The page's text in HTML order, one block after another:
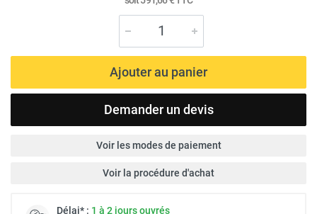
Ajouter au panier
Demander un devis
Voir les modes de paiement
Voir la procédure d'achat
Délai* : 1 à 2 jours ouvrés